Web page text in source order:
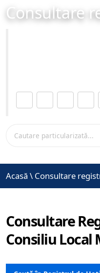
Consultare
Acasă \ Consultare
Consultare
Consiliu Local